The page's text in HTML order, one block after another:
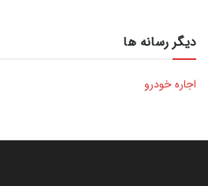
دیگر رسانه ها
اجاره خودرو